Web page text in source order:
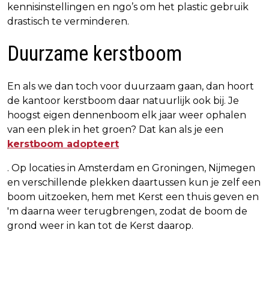
kennisinstellingen en ngo’s om het plastic gebruik
drastisch te verminderen.
Duurzame kerstboom
En als we dan toch voor duurzaam gaan, dan hoort
de kantoor kerstboom daar natuurlijk ook bij. Je
hoogst eigen dennenboom elk jaar weer ophalen
van een plek in het groen? Dat kan als je een
kerstboom adopteert
. Op locaties in Amsterdam en Groningen, Nijmegen
en verschillende plekken daartussen kun je zelf een
boom uitzoeken, hem met Kerst een thuis geven en
'm daarna weer terugbrengen, zodat de boom de
grond weer in kan tot de Kerst daarop.